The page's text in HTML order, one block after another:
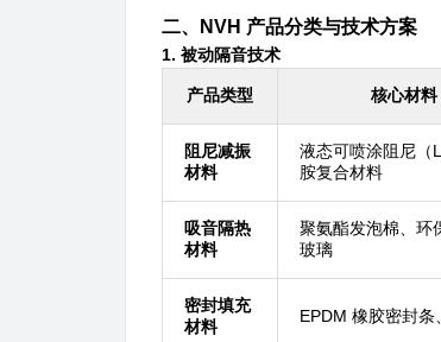
二、NVH 产品分类与技术方案
1. 被动隔音技术
产品类型 核心材
阻尼减振
材料
液态可喷涂阻尼（
胺复合材料
吸音隔热
材料
聚氨酯发泡棉、环
玻璃
密封填充
材料
EPDM 橡胶密封